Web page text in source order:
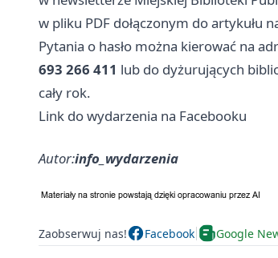
w pliku PDF dołączonym do artykułu
Pytania o hasło można kierować na
693 266 411 lub do dyżurujących
cały rok.
Link do wydarzenia na Facebooku
Autor:info_wydarzenia
Zaobserwuj nas! Facebook Google